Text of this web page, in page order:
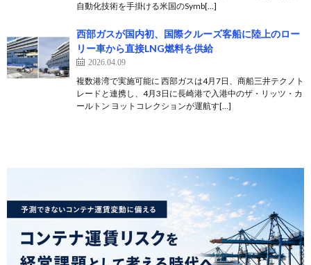
自動化技術を手掛ける米国のSymb[…]
西部ガスが国内初、国際クルーズ客船に陸上のロー
リー車から直接LNG燃料を供給
2026.04.09
複数港湾で実施可能に 西部ガスは4月7日、商船三井テクノト
レードと連携し、4月3日に長崎港で入港中のザ・リッツ・カ
ールトン ヨットコレクションが運航す[…]